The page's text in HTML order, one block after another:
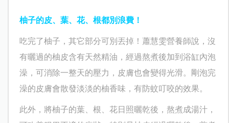
柚子的皮、葉、花、根都別浪費！
吃完了柚子，其它部分可別丟掉！蕭慧雯營養師說，沒
有曬過的柚皮含有天然精油，經過熬煮後加到浴缸內泡
澡，可消除一整天的壓力，皮膚也會變得光滑。剛泡完
澡的皮膚會散發淡淡的柚香味，有防蚊叮咬的效果。
此外，將柚子的葉、根、花日照曬乾後，熬煮成湯汁，